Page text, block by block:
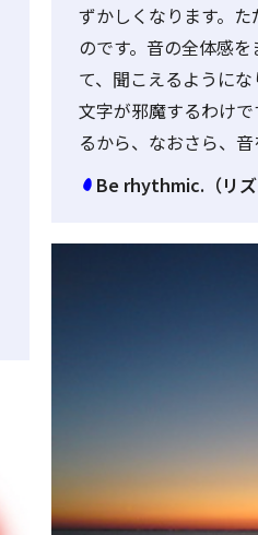
ずかしくなります。
のです。音の全体感
て、聞こえるようにな
文字が邪魔するわけ
るから、なおさら、音
Be rhythmic.（リズ